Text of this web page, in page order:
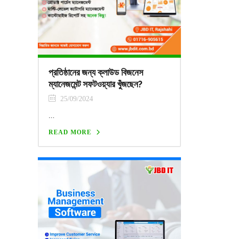
প্রতিষ্ঠানের জন্য ক্লাউড বিজনেস
ম্যানেজমেন্ট সফটওয়্যার খুঁজছেন?
25/09/2024
...
READ MORE